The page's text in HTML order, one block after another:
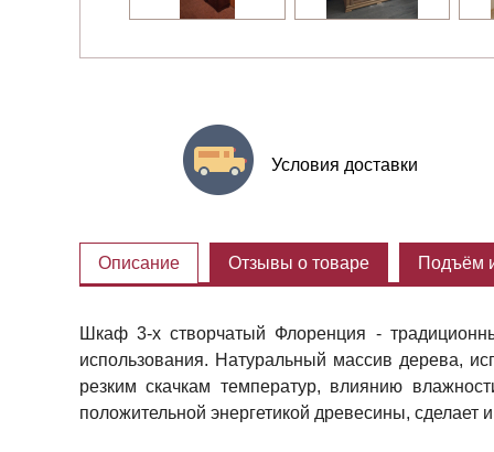
Условия доставки
Описание Отзывы о товаре Подъём
Шкаф 3-х створчатый Флоренция -
использования. Натуральный массив дерева,
резким скачкам температур, влиянию
положительной энергетикой древесины,